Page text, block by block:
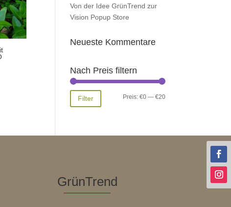
Von der Idee GrünTrend zur
Vision Popup Store
Neueste Kommentare
Nach Preis filtern
Min.
Max.
Filter Preis: €0— €20
GrünTrend